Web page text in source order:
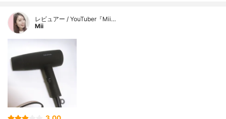
レビュアー / YouTuber『Mii…
Mii